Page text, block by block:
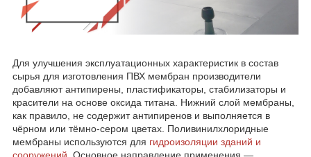
Для улучшения эксплуатационных характеристик в состав
сырья для изготовления ПВХ мембран производители
добавляют антипирены, пластификаторы, стабилизаторы и
красители на основе оксида титана. Нижний слой мембраны,
как правило, не содержит антипиренов и выполняется в
чёрном или тёмно-сером цветах. Поливинилхлоридные
мембраны используются для гидроизоляции зданий и